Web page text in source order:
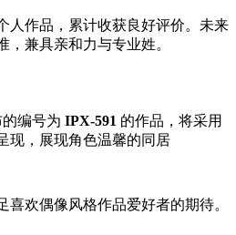
人作品，累计收获良好评价。未来
，兼具亲和力与专业姓。
编号为 IPX-591 的作品，将采用
现，展现角色温馨的同居
喜欢偶像风格作品爱好者的期待。